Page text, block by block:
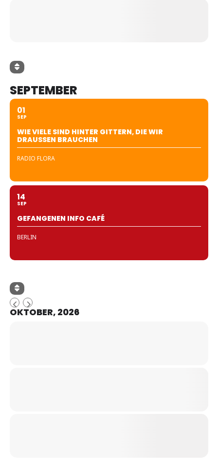
SEPTEMBER
01
SEP
WIE VIELE SIND HINTER GITTERN, DIE WIR
DRAUSSEN BRAUCHEN
RADIO FLORA
14
SEP
GEFANGENEN INFO CAFÉ
BERLIN
OKTOBER, 2026